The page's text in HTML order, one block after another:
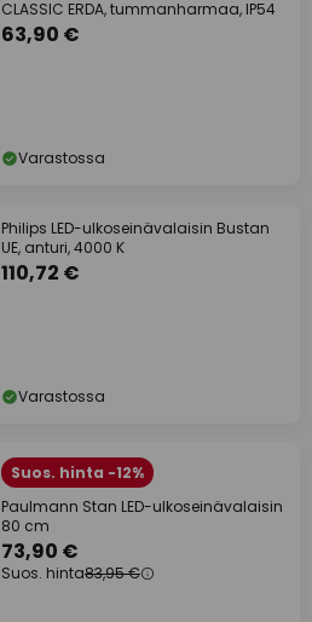
CLASSIC ERDA, tummanharmaa, IP54
63,90 €
Varastossa
Philips LED-ulkoseinävalaisin Bustan
UE, anturi, 4000 K
110,72 €
Varastossa
Suos. hinta -12%
Paulmann Stan LED-ulkoseinävalaisin
80 cm
73,90 €
Suos. hinta83,95 €